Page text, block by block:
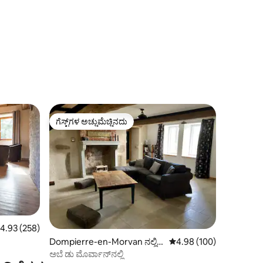
4.93 ಸರಾಸರಿ ರೇಟಿಂಗ್, 258 ವಿಮರ್ಶೆಗಳು
4.93 (258)
ಗೆಸ್ಟ್‌ಗಳ ಅಚ್ಚುಮೆಚ್ಚಿನದು
ಗೆಸ್ಟ್‌ಗಳ ಅಚ್ಚುಮೆಚ್ಚಿನದು
Dompierre-en-Morvan ನಲ್ಲಿ
ಮನೆ
5 ರಲ್ಲಿ 4.98 ಸರಾಸರಿ
4.98 (100)
ಅಬೆ ಡು ಮೊರ್ವಾನ್‌ನಲ್ಲಿ